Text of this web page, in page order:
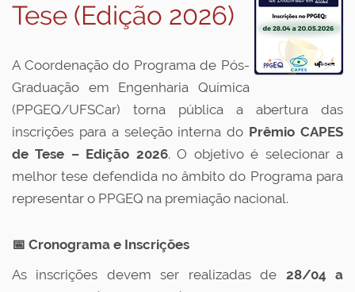
Tese (Edição 2026)
A Coordenação do Programa de Pós-
Graduação em Engenharia Química
(PPGEQ/UFSCar) torna pública a abertura das
inscrições para a seleção interna do Prêmio CAPES
de Tese – Edição 2026. O objetivo é selecionar a
melhor tese defendida no âmbito do Programa para
representar o PPGEQ na premiação nacional.
📅 Cronograma e Inscrições
As inscrições devem ser realizadas de 28/04 a